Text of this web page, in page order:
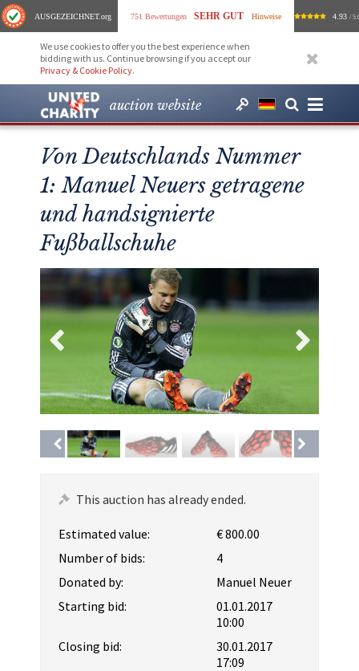
AUSGEZEICHNET.org 751 Bewertungen SEHR GUT Hinweise 4.93 /
We use cookies to offer you the best experience when
bidding with us. Continue browsing if you accept our
Privacy & Cookie Policy.
auction website
Von Deutschlands Nummer
1: Manuel Neuers getragene
und handsignierte
Fußballschuhe
This auction has already ended.
Estimated value:
€ 800.00
Number of bids:
4
Donated by:
Manuel Neuer
Starting bid:
01.01.2017
10:00
Closing bid:
30.01.2017
17:09